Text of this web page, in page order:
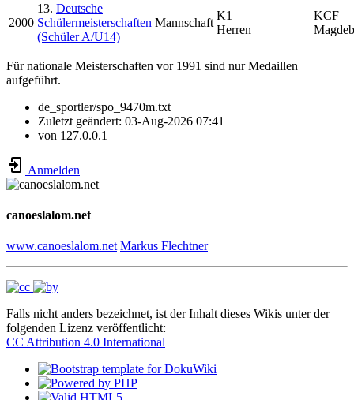
2000
13. Deutsche
Schülermeisterschaften
(Schüler A/U14)
Mannschaft
K1
Herren
KCF
Für nationale Meisterschaften vor 1991 sind nur Medaillen
aufgeführt.
de_sportler/spo_9470m.txt
Zuletzt geändert: 03-Aug-2026 07:41
von 127.0.0.1
Anmelden
canoeslalom.net
www.canoeslalom.net Markus Flechtner
Falls nicht anders bezeichnet, ist der Inhalt dieses Wikis unter der
folgenden Lizenz veröffentlicht:
CC Attribution 4.0 International